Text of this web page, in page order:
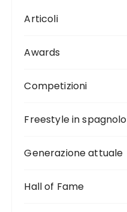
Articoli
Awards
Competizioni
Freestyle in spagnolo
Generazione attuale
Hall of Fame